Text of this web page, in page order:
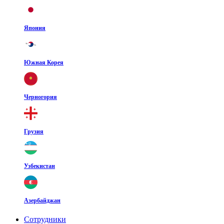
Япония
Южная Корея
Черногория
Грузия
Узбекистан
Азербайджан
Cотрудники